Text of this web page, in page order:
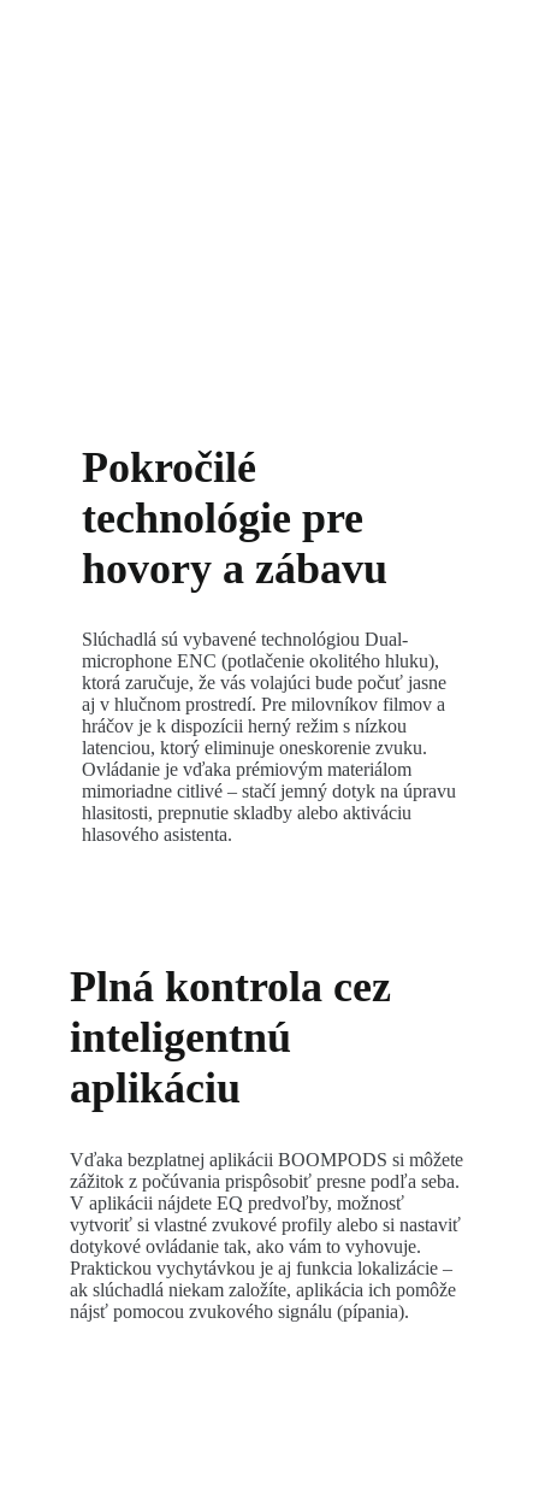
Pokročilé
technológie pre
hovory a zábavu
Slúchadlá sú vybavené technológiou Dual-
microphone ENC (potlačenie okolitého hluku),
ktorá zaručuje, že vás volajúci bude počuť jasne
aj v hlučnom prostredí. Pre milovníkov filmov a
hráčov je k dispozícii herný režim s nízkou
latenciou, ktorý eliminuje oneskorenie zvuku.
Ovládanie je vďaka prémiovým materiálom
mimoriadne citlivé – stačí jemný dotyk na úpravu
hlasitosti, prepnutie skladby alebo aktiváciu
hlasového asistenta.
Plná kontrola cez
inteligentnú
aplikáciu
Vďaka bezplatnej aplikácii BOOMPODS si môžete
zážitok z počúvania prispôsobiť presne podľa seba.
V aplikácii nájdete EQ predvoľby, možnosť
vytvoriť si vlastné zvukové profily alebo si nastaviť
dotykové ovládanie tak, ako vám to vyhovuje.
Praktickou vychytávkou je aj funkcia lokalizácie –
ak slúchadlá niekam založíte, aplikácia ich pomôže
nájsť pomocou zvukového signálu (pípania).